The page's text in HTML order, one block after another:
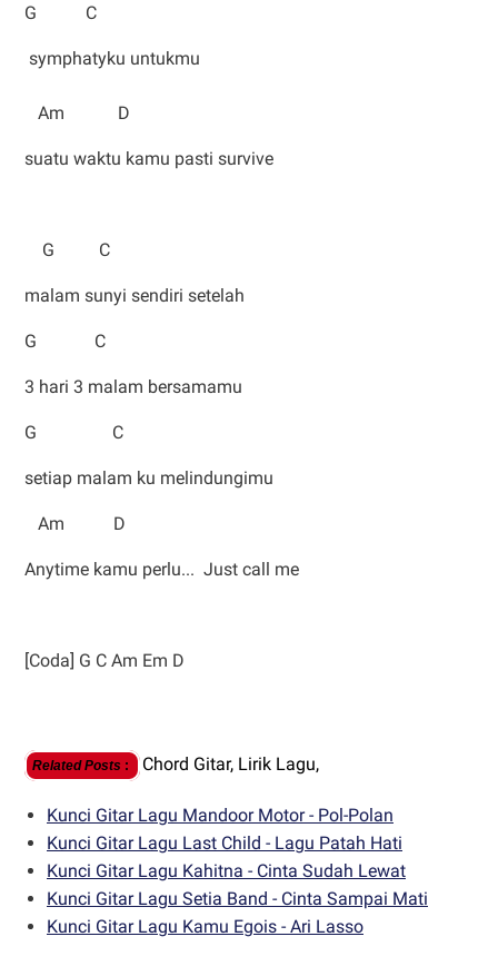
G C
symphatyku untukmu
Am D
suatu waktu kamu pasti survive
G C
malam sunyi sendiri setelah
G C
3 hari 3 malam bersamamu
G C
setiap malam ku melindungimu
Am D
Anytime kamu perlu... Just call me
[Coda] G C Am Em D
Related Posts : Chord Gitar, Lirik Lagu,
Kunci Gitar Lagu Mandoor Motor - Pol-Polan
Kunci Gitar Lagu Last Child - Lagu Patah Hati
Kunci Gitar Lagu Kahitna - Cinta Sudah Lewat
Kunci Gitar Lagu Setia Band - Cinta Sampai Mati
Kunci Gitar Lagu Kamu Egois - Ari Lasso